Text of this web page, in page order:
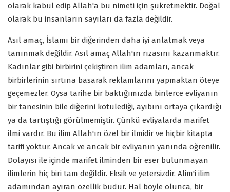
olarak kabul edip Allah'a bu nimeti için şükretmektir. Doğal
olarak bu insanların sayıları da fazla değildir.
Asıl amaç, İslamı bir diğerinden daha iyi anlatmak veya
tanınmak değildir. Asıl amaç Allah'ın rızasını kazanmaktır.
Kadınlar gibi birbirini çekiştiren ilim adamları, ancak
birbirlerinin sırtına basarak reklamlarını yapmaktan öteye
geçemezler. Oysa tarihe bir baktığımızda binlerce evliyanın
bir tanesinin bile diğerini kötülediği, ayıbını ortaya çıkardığı
ya da tartıştığı görülmemiştir. Çünkü evliyalarda marifet
ilmi vardır. Bu ilim Allah'ın özel bir ilmidir ve hiçbir kitapta
tarifi yoktur. Ancak ve ancak bir evliyanın yanında öğrenilir.
Dolayısı ile içinde marifet ilminden bir eser bulunmayan
ilimlerin hiç biri tam değildir. Eksik ve yetersizdir. Alim'i ilim
adamından ayıran özellik budur. Hal böyle olunca, bir